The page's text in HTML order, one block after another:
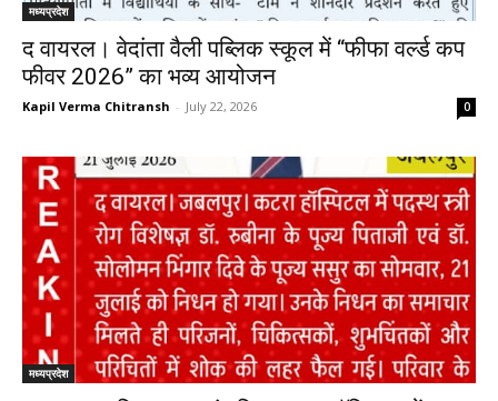
मध्यप्रदेश
द वायरल। वेदांता वैली पब्लिक स्कूल में “फीफा वर्ल्ड कप
फीवर 2026” का भव्य आयोजन
Kapil Verma Chitransh - July 22, 2026 0
मध्यप्रदेश